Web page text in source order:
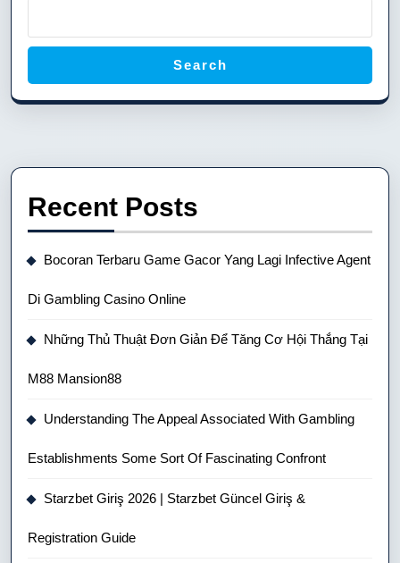
Search
Recent Posts
Bocoran Terbaru Game Gacor Yang Lagi Infective Agent
Di Gambling Casino Online
Những Thủ Thuật Đơn Giản Để Tăng Cơ Hội Thắng Tại
M88 Mansion88
Understanding The Appeal Associated With Gambling
Establishments Some Sort Of Fascinating Confront
Starzbet Giriş 2026 | Starzbet Güncel Giriş &
Registration Guide